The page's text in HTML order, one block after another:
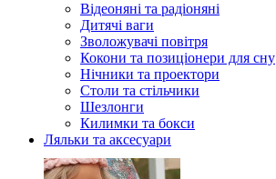
Відеоняні та радіоняні
Дитячі ваги
Зволожувачі повітря
Кокони та позиціонери для сну
Нічники та проектори
Столи та стільчики
Шезлонги
Килимки та бокси
Ляльки та аксесуари